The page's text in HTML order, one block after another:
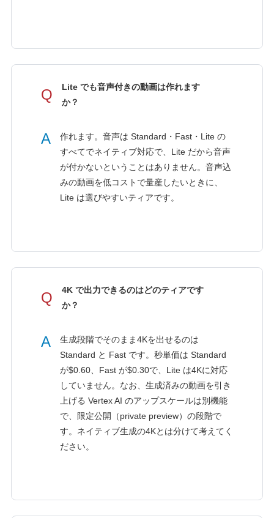
Q
Lite でも音声付きの動画は作れます
か？
A
作れます。音声は Standard・Fast・Lite の
すべてでネイティブ対応で、Lite だから音声
が付かないということはありません。音声込
みの動画を低コストで量産したいときに、
Lite は選びやすいティアです。
Q
4K で出力できるのはどのティアです
か？
A
生成段階でそのまま4Kを出せるのは
Standard と Fast です。秒単価は Standard
が$0.60、Fast が$0.30で、Lite は4Kに対応
していません。なお、生成済みの動画を引き
上げる Vertex AI のアップスケールは別機能
で、限定公開（private preview）の段階で
す。ネイティブ生成の4Kとは分けて考えてく
ださい。